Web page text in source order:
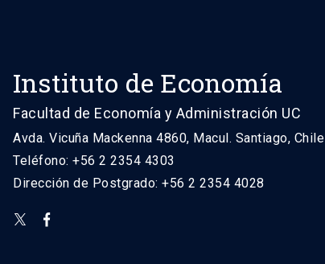
Instituto de Economía
Facultad de Economía y Administración UC
Avda. Vicuña Mackenna 4860, Macul. Santiago, Chile
Teléfono: +56 2 2354 4303
Dirección de Postgrado: +56 2 2354 4028